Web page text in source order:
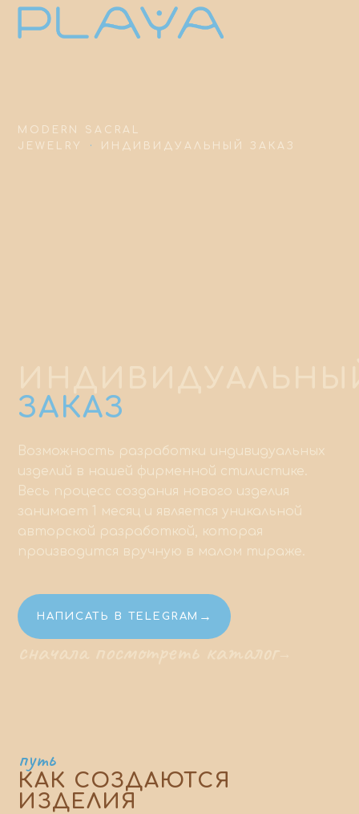
MODERN SACRAL
JEWELRY
· ИНДИВИДУАЛЬНЫЙ ЗАКАЗ
ЗАКАЗ
Возможность разработки индивидуальных
изделий в нашей фирменной стилистике.
Весь процесс создания нового изделия
занимает 1 месяц и является уникальной
авторской разработкой, которая
производится вручную в малом тираже.
НАПИСАТЬ В TELEGRAM →
путь
КАК СОЗДАЮТСЯ
ИЗДЕЛИЯ